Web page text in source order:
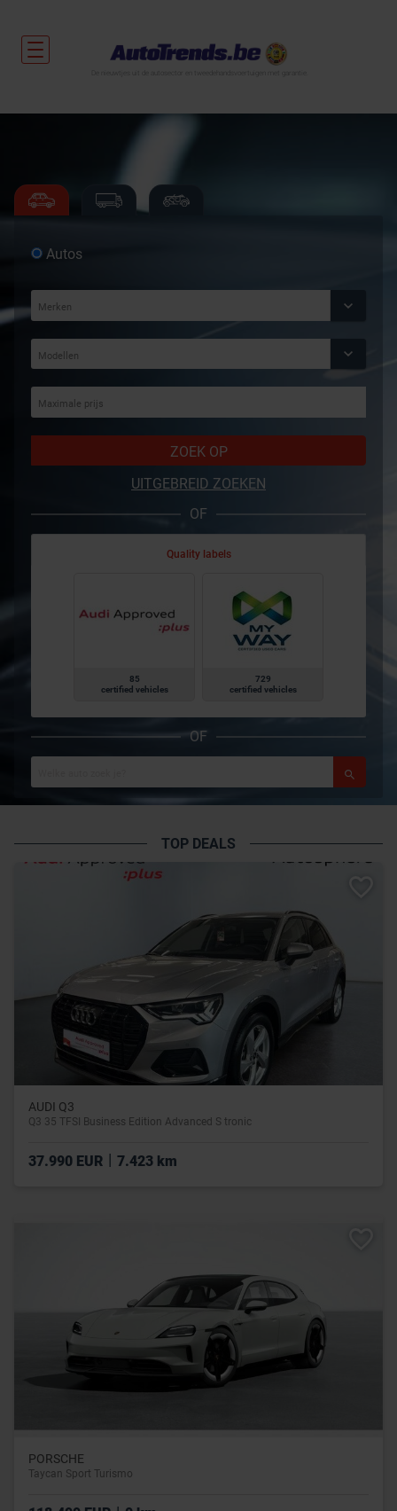
Autos
ZOEK OP
UITGEBREID ZOEKEN
OF
Quality labels
85
certified vehicles
729
certified vehicles
OF
TOP DEALS
AUDI Q3
Q3 35 TFSI Business Edition Advanced S tronic
37.990 EUR 7.423 km
PORSCHE
Taycan Sport Turismo